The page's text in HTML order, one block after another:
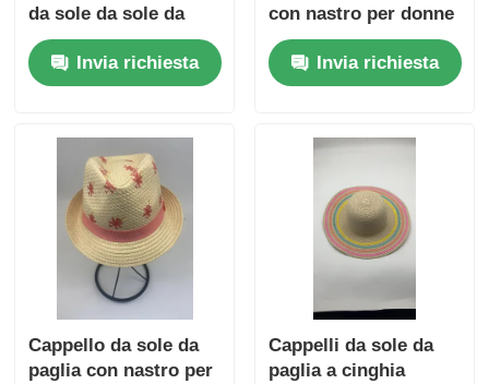
da sole da sole da
sole da sole da sole
da sole da sole da
sole da sole da sole
sole da sole da sole
da sole da sole da
sole da sole da sole
da sole
Invia richiesta
con nastro per donne
Invia richiesta
Cappello da sole da
paglia con nastro per
Cappelli da sole da
paglia a cinghia